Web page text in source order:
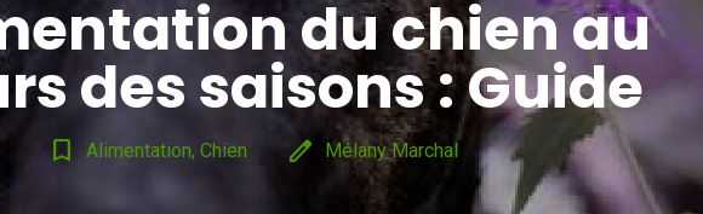
du chien au
des saisons : Guide
bookmark_border Alimentation, Chien edit Mélany Marchal